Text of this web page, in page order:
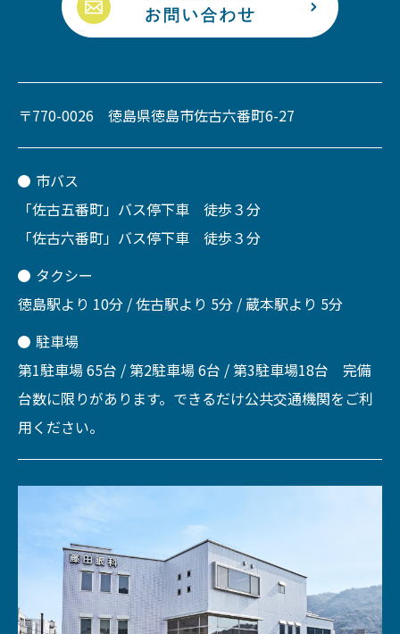
〒770-0026 徳島県徳島市佐古六番町6-27
市バス
「佐古五番町」バス停下車 徒歩３分
「佐古六番町」バス停下車 徒歩３分
タクシー
徳島駅より 10分 / 佐古駅より 5分 / 蔵本駅より 5分
駐車場
第1駐車場 65台 / 第2駐車場 6台 / 第3駐車場18台 完備
台数に限りがあります。できるだけ公共交通機関をご利
用ください。